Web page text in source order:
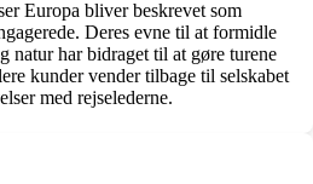
Europa bliver beskrevet som
Deres evne til at formidle
natur har bidraget til at gøre turene
kunder vender tilbage til selskabet
med rejselederne.